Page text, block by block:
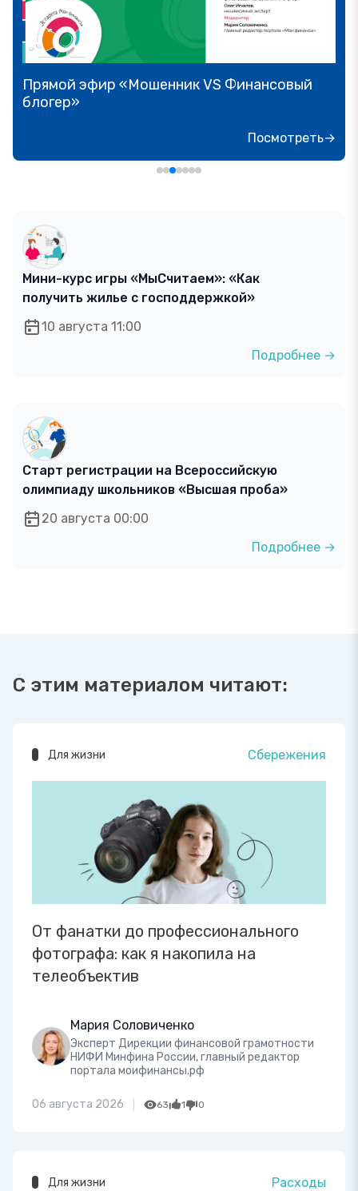
Прямой эфир «Мошенник VS Финансовый
блогер»
Посмотреть→
Мини-курс игры «МыСчитаем»: «Как
получить жилье с господдержкой»
10 августа 11:00
Подробнее →
Старт регистрации на Всероссийскую
олимпиаду школьников «Высшая проба»
20 августа 00:00
Подробнее →
С этим материалом читают:
Для жизни Сбережения
От фанатки до профессионального
фотографа: как я накопила на
телеобъектив
Мария Соловиченко
Эксперт Дирекции финансовой грамотности
НИФИ Минфина России, главный редактор
портала моифинансы.рф
06 августа 2026 63 1 0
Для жизни Расходы